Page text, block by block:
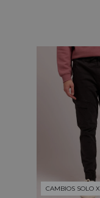
CAMBIOS SOLO